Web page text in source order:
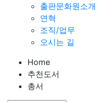
출판문화원소개
연혁
조직/업무
오시는 길
Home
추천도서
총서